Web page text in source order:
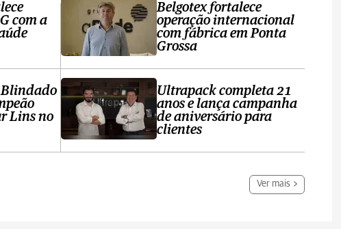
com a
Blindado
Lins no
Belgotex fortalece
operação internacional
com fábrica em Ponta
Grossa
Ultrapack completa 21
anos e lança campanha
de aniversário para
clientes
Ver mais